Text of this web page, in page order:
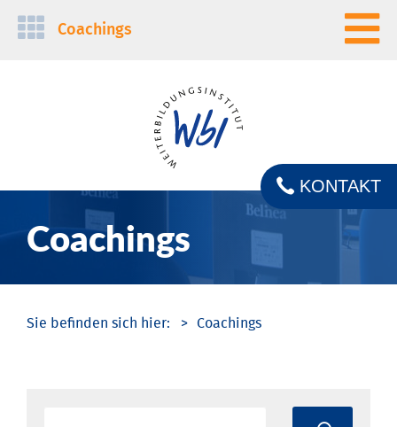
Navigation
Coachings
Coachings
KONTAKT
Coachings